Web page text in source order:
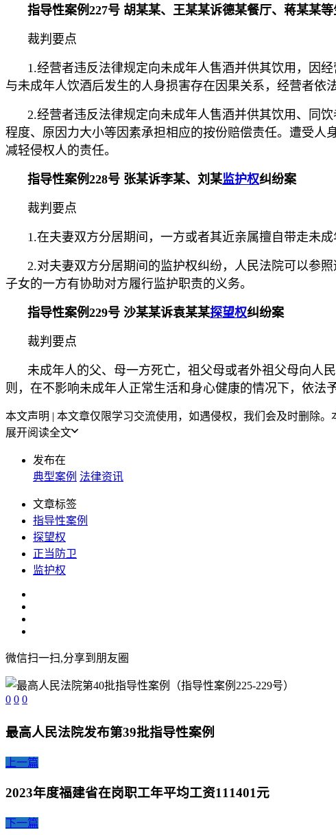
指导性案例227号 胡某某、王某某诉德某餐厅、蒋某某
裁判要点
1.经营者违反法律规定向未成年人售酒并供其饮用，因
与未成年人饮酒后发生的人身损害存在因果关系，经营者依
2.经营者违反法律规定向未成年人售酒并供其饮用、同
程度、原因力大小等因素承担相应的按份赔偿责任。遭受
减轻侵权人的责任。
指导性案例228号 张某诉李某、刘某监护权纠纷案
裁判要点
1.在夫妻双方分居期间，一方或者其近亲属擅自带走未
2.对夫妻双方分居期间的监护权纠纷，人民法院可以参
子女的一方有协助对方履行监护职责的义务。
指导性案例229号 沙某某诉袁某某探望权纠纷案
裁判要点
未成年人的父、母一方死亡，祖父母或者外祖父母向人
则，在不影响未成年人正常生活和身心健康的情况下，依法
本文声明 | 本文章仅限学习交流使用，如遇侵权，我们会及时删除
展开阅读全文
发布在
典型案例 法律资讯
文章标签
指导性案例
探望权
正当防卫
监护权
微信扫一扫,分享到朋友圈
0 0 0
最高人民法院发布第39批指导性案例
上一篇
2023年度福建省在岗职工年平均工资111401元
下一篇